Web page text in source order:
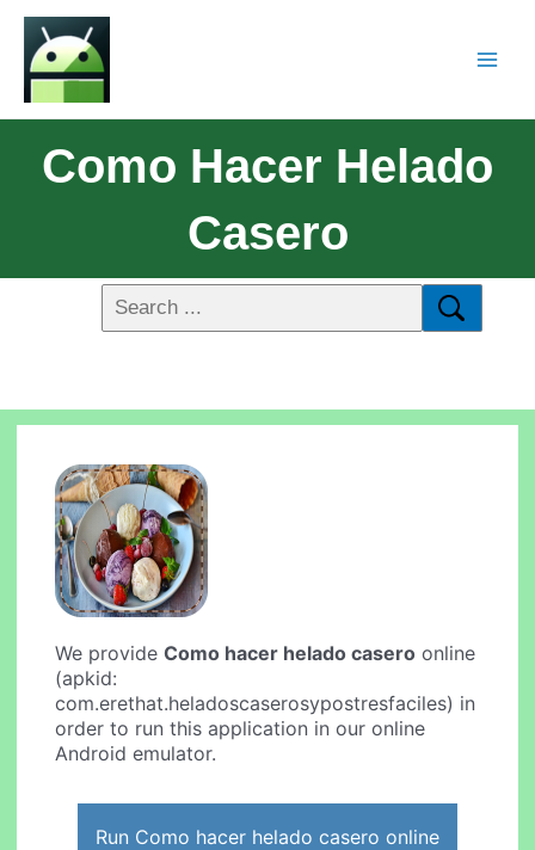
Como Hacer Helado
Casero
We provideComo hacer helado casero online
(apkid:
com.erethat.heladoscaserosypostresfaciles) in
order to run this application in our online
Android emulator.
Run Como hacer helado casero online